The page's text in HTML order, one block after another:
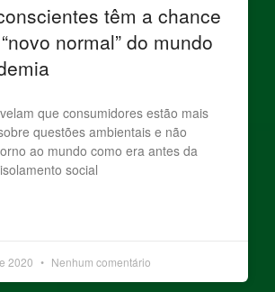
têm a chance
normal” do mundo
que consumidores estão mais
questões ambientais e não
ao mundo como era antes da
social
2020 Nenhum comentário